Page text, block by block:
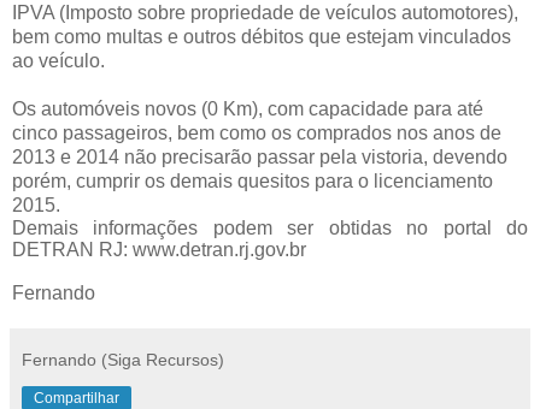
IPVA (Imposto sobre propriedade de veículos automotores),
bem como multas e outros débitos que estejam vinculados
ao veículo.
Os automóveis novos (0 Km), com capacidade para até
cinco passageiros, bem como os comprados nos anos de
2013 e 2014 não precisarão passar pela vistoria, devendo
porém, cumprir os demais quesitos para o licenciamento
2015.
Demais informações podem ser obtidas no portal do
DETRAN RJ: www.detran.rj.gov.br
Fernando
Fernando (Siga Recursos)
Compartilhar